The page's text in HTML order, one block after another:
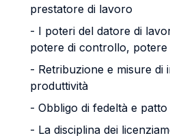
prestatore di lavoro
- I poteri del datore di
potere di controllo, potere
- Retribuzione e misure di
produttività
- Obbligo di fedeltà e
- La disciplina dei